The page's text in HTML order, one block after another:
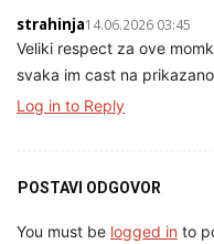
strahinja14.06.2026 03:45
Veliki respect za ove
svaka im cast na
Log in to Reply
POSTAVI ODGOVOR
You must be logged in to